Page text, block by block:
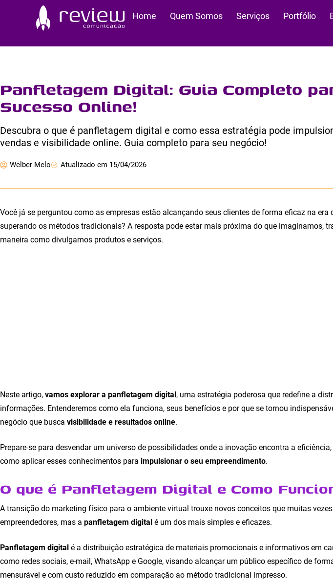
Home Quem Somos Serviços Portfólio
Panfletagem Digital: Guia Completo
Sucesso Online!
Descubra o que é panfletagem digital e como essa estratégia pode
vendas e visibilidade online. Guia completo para seu negócio!
Welber Melo Atualizado em 15/04/2026
Você já se perguntou como as empresas estão alcançando seus clientes de forma eficaz na era
superando os métodos tradicionais? A resposta pode estar mais próxima do que imaginamos,
maneira como divulgamos produtos e serviços.
Neste artigo, vamos explorar a panfletagem digital, uma estratégia poderosa que redefine a
informações. Entenderemos como ela funciona, seus benefícios e por que se tornou
negócio que busca visibilidade e resultados online.
Prepare-se para desvendar um universo de possibilidades onde a inovação encontra a
como aplicar esses conhecimentos para impulsionar o seu empreendimento.
O que é Panfletagem Digital e Como
A transição do marketing físico para o ambiente virtual trouxe novos conceitos que muitas
empreendedores, mas a panfletagem digital é um dos mais simples e eficazes.
Panfletagem digital é a distribuição estratégica de materiais promocionais e informativos em
como redes sociais, e-mail, WhatsApp e Google, visando alcançar um público específico de
mensurável e com custo reduzido em comparação ao método tradicional impresso.